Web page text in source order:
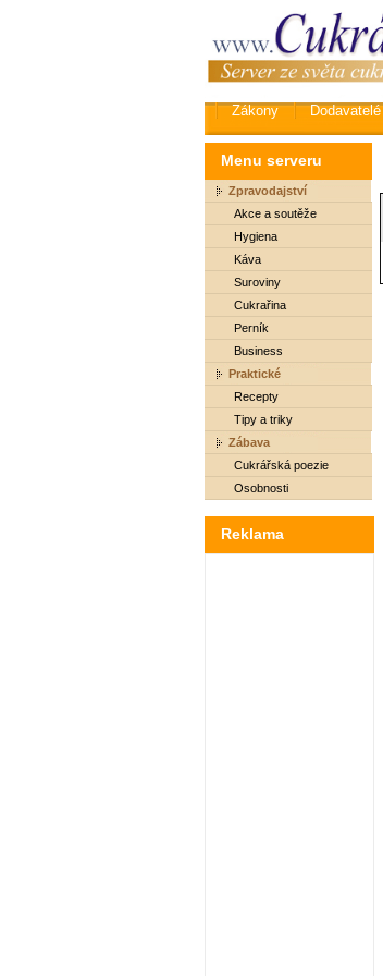
Zákony Dodavatelé
Menu serveru
Zpravodajství
Akce a soutěže
Hygiena
Káva
Suroviny
Cukrařina
Perník
Business
Praktické
Recepty
Tipy a triky
Zábava
Cukrářská poezie
Osobnosti
Reklama